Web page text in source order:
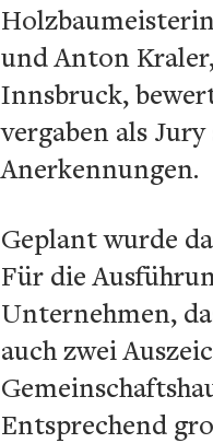
und Anton
Innsbruck,
vergaben als
Anerkennungen.
Geplant wurde
Für die
Unternehmen,
auch zwei
Entsprechend